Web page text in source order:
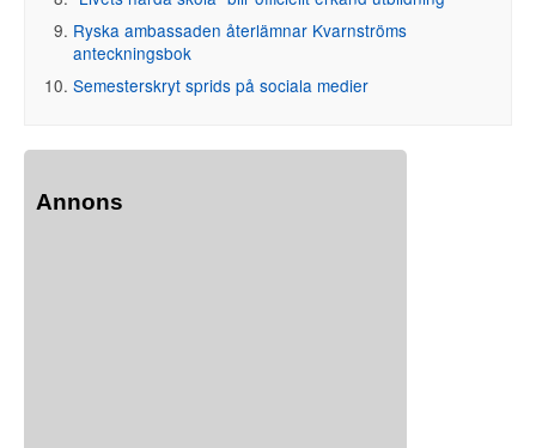
Ryska ambassaden återlämnar Kvarnströms
anteckningsbok
Semesterskryt sprids på sociala medier
Annons